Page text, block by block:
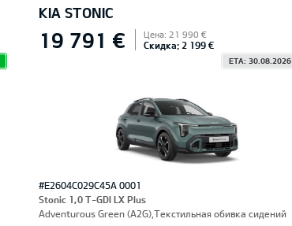
KIA STONIC
19 791 € Цена: 21 990 €
Скидка: 2 199 €
ETA: 30.08.2026
#E2604C029C45A 0001
Stonic 1,0 T-GDI LX Plus
Adventurous Green (A2G),Текстильная обивка сидений